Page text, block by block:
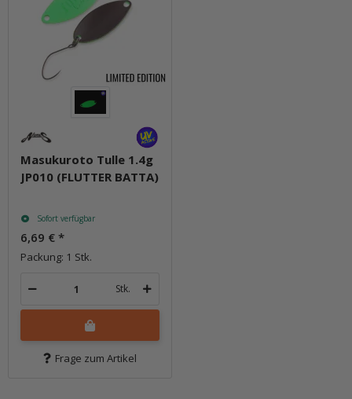
Masukuroto Tulle 1.4g
JP010 (FLUTTER BATTA)
Sofort verfügbar
6,69 € *
Packung: 1 Stk.
Stk.
Frage zum Artikel